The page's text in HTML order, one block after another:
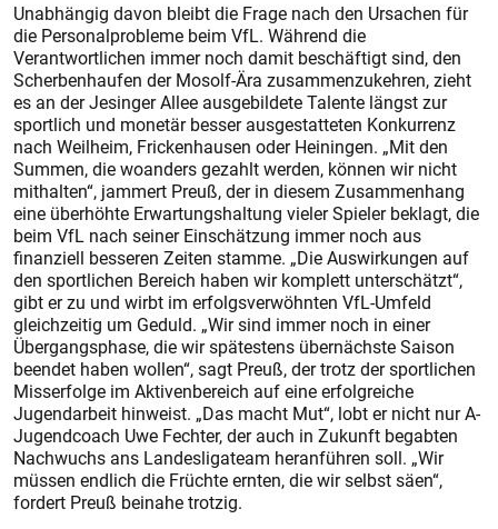
Unabhängig davon bleibt die Frage nach den Ursachen für
die Personalprobleme beim VfL. Während die
Verantwortlichen immer noch damit beschäftigt sind, den
Scherbenhaufen der Mosolf-Ära zusammenzukehren, zieht
es an der Jesinger Allee ausgebildete Talente längst zur
sportlich und monetär besser ausgestatteten Konkurrenz
nach Weilheim, Frickenhausen oder Heiningen. „Mit den
Summen, die woanders gezahlt werden, können wir nicht
mithalten“, jammert Preuß, der in diesem Zusammenhang
eine überhöhte Erwartungshaltung vieler Spieler beklagt, die
beim VfL nach seiner Einschätzung immer noch aus
finanziell besseren Zeiten stamme. „Die Auswirkungen auf
den sportlichen Bereich haben wir komplett unterschätzt“,
gibt er zu und wirbt im erfolgsverwöhnten VfL-Umfeld
gleichzeitig um Geduld. „Wir sind immer noch in einer
Übergangsphase, die wir spätestens übernächste Saison
beendet haben wollen“, sagt Preuß, der trotz der sportlichen
Misserfolge im Aktivenbereich auf eine erfolgreiche
Jugendarbeit hinweist. „Das macht Mut“, lobt er nicht nur A-
Jugendcoach Uwe Fechter, der auch in Zukunft begabten
Nachwuchs ans Landesligateam heranführen soll. „Wir
müssen endlich die Früchte ernten, die wir selbst säen“,
fordert Preuß beinahe trotzig.